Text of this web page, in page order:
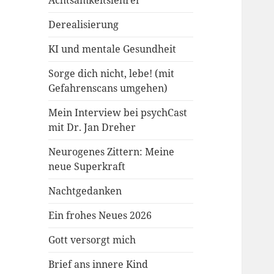
Derealisierung
KI und mentale Gesundheit
Sorge dich nicht, lebe! (mit
Gefahrenscans umgehen)
Mein Interview bei psychCast
mit Dr. Jan Dreher
Neurogenes Zittern: Meine
neue Superkraft
Nachtgedanken
Ein frohes Neues 2026
Gott versorgt mich
Brief ans innere Kind